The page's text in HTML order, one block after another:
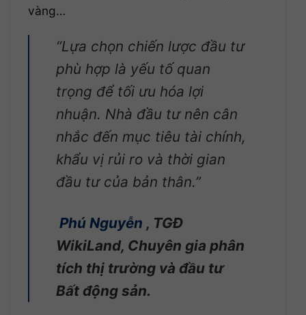
vàng…
“Lựa chọn chiến lược đầu tư
phù hợp là yếu tố quan
trọng để tối ưu hóa lợi
nhuận. Nhà đầu tư nên cân
nhắc đến mục tiêu tài chính,
khẩu vị rủi ro và thời gian
đầu tư của bản thân.”
Phú Nguyễn , TGĐ
WikiLand, Chuyên gia phân
tích thị trường và đầu tư
Bất động sản.